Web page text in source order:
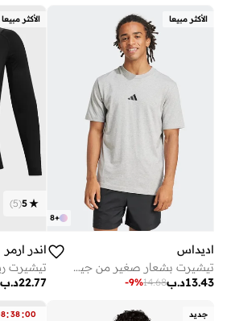
الأكثر مبيعا
+
8
اديداس
تيشيرت بشعار صغير من جيرسي مفرد
د.ب13.43
14.68
-9%
الأكثر مبيعا
5
(
5
)
اندر ارمر
د.ب22.77
جديد :38:00